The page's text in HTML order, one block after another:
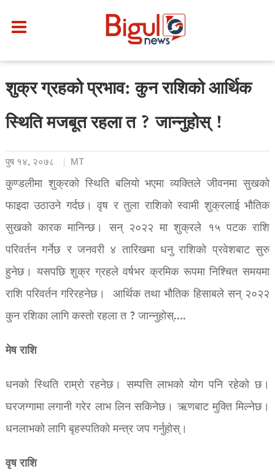
शुक्र ग्रहको प्रभाव: कुन राशिको आर्थिक
स्थिति मजबूत रहला त ? जान्नुहोस् !
पुष १४, २०७८ MT
कुण्डलीमा शुक्रको स्थिति बलियो भएमा व्यक्तिले जीवनमा सुखको
फाइदा उठाउने गर्दछ। वृष र तुला राशिको स्वामी शुक्रलाई भौतिक
सुखको कारक मानिन्छ। सन् २०२२ मा शुक्रले १५ पटक राशि
परिवर्तन गर्नेछ र जनवरी ४ तारिखमा धनु राशिको प्रवेशबाट सुरु
हुनेछ। यसपछि शुक्र ग्रहले वर्षभर क्रमिक रूपमा निश्चित समयमा
राशि परिवर्तन गरिरहनेछ। आर्थिक तथा भौतिक हिसाबले सन् २०२२
कुन रशिका लागि कस्तो रहला त ? जान्नुहोस्….
मेष राशि
धनको स्थिति राम्रो रहनेछ। सम्पत्ति लाभको योग पनि रहेको छ।
घरजग्गामा लगानी गरेर लाभ लिन सकिनेछ। ऋणबाट मुक्ति मिल्नेछ।
धनलाभको लागि बृहस्पतिको मन्त्र जप गर्नुहोस्।
वृष राशि